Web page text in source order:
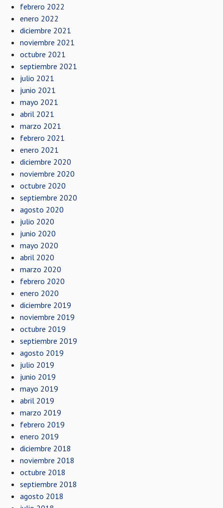
febrero 2022
enero 2022
diciembre 2021
noviembre 2021
octubre 2021
septiembre 2021
julio 2021
junio 2021
mayo 2021
abril 2021
marzo 2021
febrero 2021
enero 2021
diciembre 2020
noviembre 2020
octubre 2020
septiembre 2020
agosto 2020
julio 2020
junio 2020
mayo 2020
abril 2020
marzo 2020
febrero 2020
enero 2020
diciembre 2019
noviembre 2019
octubre 2019
septiembre 2019
agosto 2019
julio 2019
junio 2019
mayo 2019
abril 2019
marzo 2019
febrero 2019
enero 2019
diciembre 2018
noviembre 2018
octubre 2018
septiembre 2018
agosto 2018